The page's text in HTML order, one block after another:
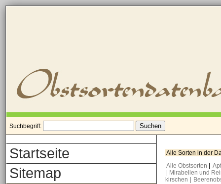
Suchbegriff:
Startseite
Sitemap
Alle Sorten in der
Alle Obstsorten
Mirabellen und
kirschen